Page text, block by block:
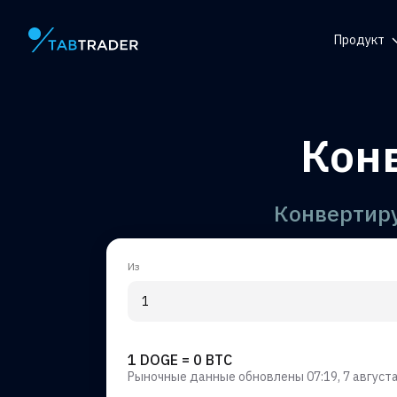
Главная страница Продукт
QR-
Из
1 DOGE = 0 BTC
Рыночные данные обновлены 07:19, 7